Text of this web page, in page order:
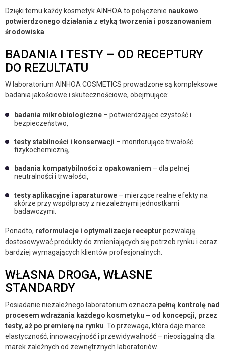
Dzięki temu każdy kosmetyk AINHOA to połączenie naukowo
potwierdzonego działania z etyką tworzenia i poszanowaniem
środowiska
BADANIA I TESTY – OD RECEPTURY
DO REZULTATU
W laboratorium AINHOA COSMETICS prowadzone są kompleksowe
badania jakościowe i skutecznościowe, obejmujące:
badania mikrobiologiczne – potwierdzające czystość i
bezpieczeństwo,
testy stabilności i konserwacji – monitorujące trwałość
fizykochemiczną,
badania kompatybilności z opakowaniem – dla pełnej
neutralności i trwałości,
testy aplikacyjne i aparaturowe – mierzące realne efekty na
skórze przy współpracy z niezależnymi jednostkami
badawczymi.
Ponadto, reformulacje i optymalizacje receptur pozwalają
dostosowywać produkty do zmieniających się potrzeb rynku i coraz
bardziej wymagających klientów profesjonalnych.
WŁASNA DROGA, WŁASNE
STANDARDY
Posiadanie niezależnego laboratorium oznacza pełną kontrolę nad
procesem wdrażania każdego kosmetyku – od koncepcji, przez
testy, aż po premierę na rynku . To przewaga, która daje marce
elastyczność, innowacyjność i przewidywalność – nieosiągalną dla
marek zależnych od zewnętrznych laboratoriów.